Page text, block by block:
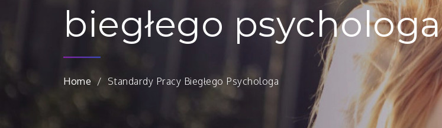
biegłego psychologa
Home Standardy Pracy Biegłego Psychologa